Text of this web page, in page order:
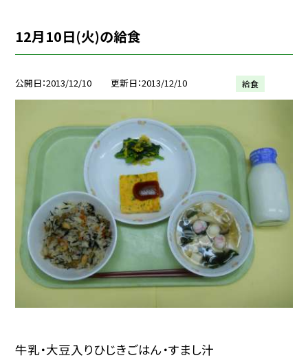
12月10日(火)の給食
公開日 2013/12/10 更新日 2013/12/10 給食
牛乳・大豆入りひじきごはん・すまし汁